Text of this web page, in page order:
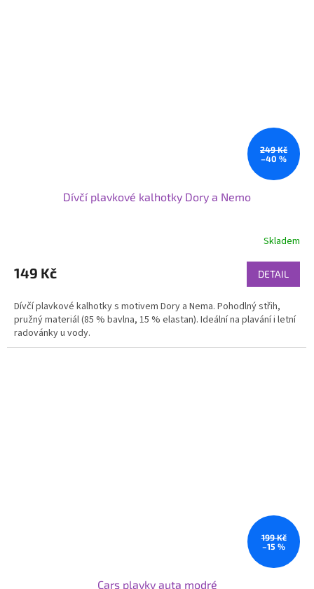
249 Kč
–40 %
Dívčí plavkové kalhotky Dory a Nemo
Skladem
149 Kč DETAIL
Dívčí plavkové kalhotky s motivem Dory a Nema. Pohodlný střih,
pružný materiál (85 % bavlna, 15 % elastan). Ideální na plavání i letní
radovánky u vody.
199 Kč
–15 %
Cars plavky auta modré